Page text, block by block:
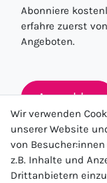
Abonniere
erfahre zuerst
Angeboten.
Anmelden
Wir verwenden
unserer Website
von Besucher:innen
z.B. Inhalte und
Drittanbietern